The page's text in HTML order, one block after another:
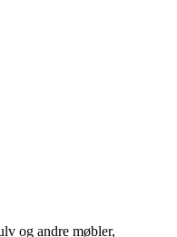
og andre møbler,